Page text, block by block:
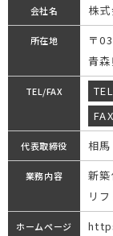
会社名 株
所在地
〒
青
TEL/FAX TEL
FAX
代表取締役 相
業務内容
新
リ
ホームページ